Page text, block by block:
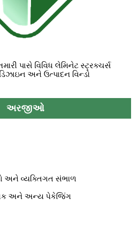
પાસે વિવિધ લેમિનેટ સ્ટ્રક્ચર્સ
અને ઉત્પાદન વિન્ડો
અરજીઓ
અને વ્યક્તિગત સંભાળ
અને અન્ય પેકેજિંગ